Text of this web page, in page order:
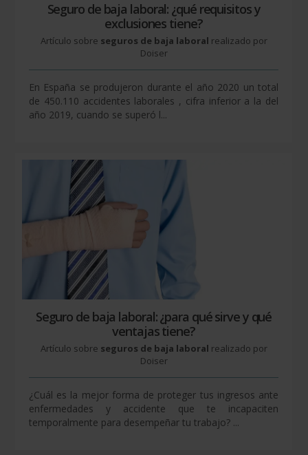
Seguro de baja laboral: ¿qué requisitos y
exclusiones tiene?
Artículo sobre seguros de baja laboral realizado por
Doiser
En España se produjeron durante el año 2020 un total
de 450.110 accidentes laborales , cifra inferior a la del
año 2019, cuando se superó l...
Seguro de baja laboral: ¿para qué sirve y qué
ventajas tiene?
Artículo sobre seguros de baja laboral realizado por
Doiser
¿Cuál es la mejor forma de proteger tus ingresos ante
enfermedades y accidente que te incapaciten
temporalmente para desempeñar tu trabajo? ...